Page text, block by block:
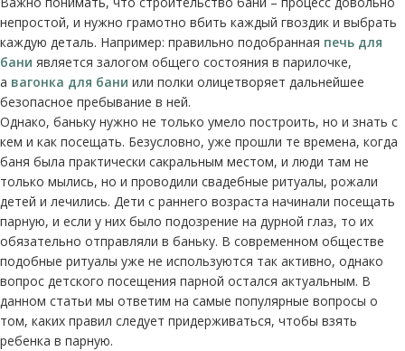
непростой, и нужно грамотно вбить каждый гвоздик и выбрать
каждую деталь. Например: правильно подобранная печь для
бани является залогом общего состояния в парилочке,
а вагонка для бани или полки олицетворяет дальнейшее
безопасное пребывание в ней.
Однако, баньку нужно не только умело построить, но и знать с
кем и как посещать. Безусловно, уже прошли те времена, когда
баня была практически сакральным местом, и люди там не
только мылись, но и проводили свадебные ритуалы, рожали
детей и лечились. Дети с раннего возраста начинали посещать
парную, и если у них было подозрение на дурной глаз, то их
обязательно отправляли в баньку. В современном обществе
подобные ритуалы уже не используются так активно, однако
вопрос детского посещения парной остался актуальным. В
данном статьи мы ответим на самые популярные вопросы о
том, каких правил следует придерживаться, чтобы взять
ребенка в парную.